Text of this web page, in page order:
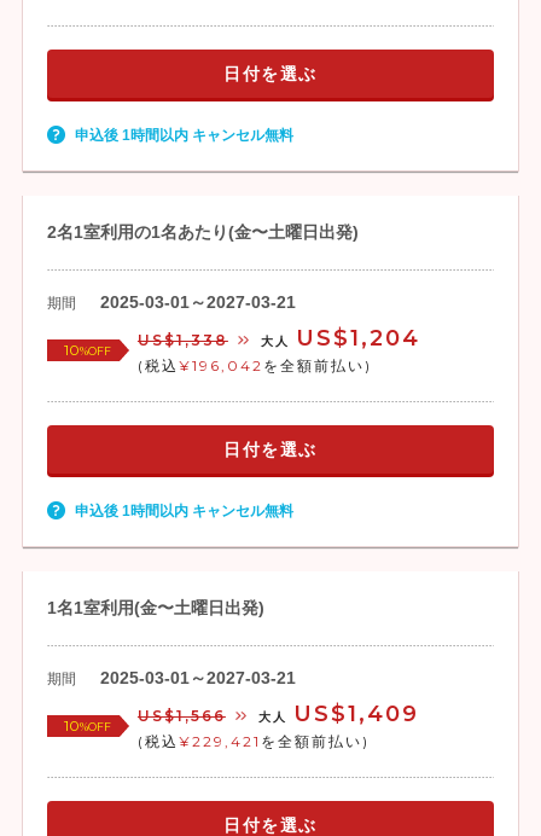
日付を選ぶ
申込後 1時間以内 キャンセル無料
2名1室利用の1名あたり(金〜土曜日出発)
期間 2025-03-01～2027-03-21
10%OFF
US$1,338 大人 US$1,204
(税込 ¥196,042 を全額前払い)
日付を選ぶ
申込後 1時間以内 キャンセル無料
1名1室利用(金〜土曜日出発)
期間 2025-03-01～2027-03-21
10%OFF
US$1,566 大人 US$1,409
(税込 ¥229,421 を全額前払い)
日付を選ぶ